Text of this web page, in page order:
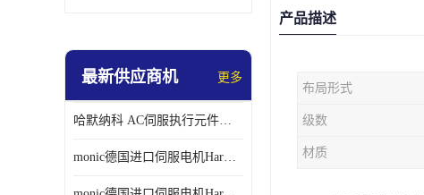
最新供应商机 更多
哈默纳科 AC伺服执行元件扁平型SHA系列 议价
monic德国进口伺服电机Har中国总代理单价
产品描述
布局形式
级数
材质